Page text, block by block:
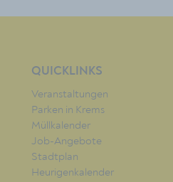
QUICKLINKS
Veranstaltungen
Parken in Krems
Müllkalender
Job-Angebote
Stadtplan
Heurigenkalender